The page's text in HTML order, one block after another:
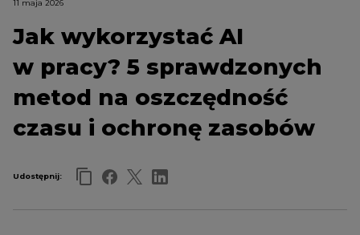
11 maja 2026
Jak wykorzystać AI
w pracy? 5 sprawdzonych
metod na oszczędność
czasu i ochronę zasobów
Udostępnij: